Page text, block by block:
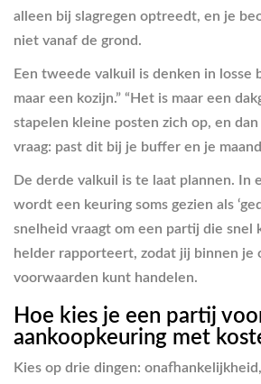
alleen bij slagregen optreedt, en je
niet vanaf de grond.
Een tweede valkuil is denken in losse
maar een kozijn.” “Het is maar een
stapelen kleine posten zich op, en
vraag: past dit bij je buffer en je
De derde valkuil is te laat plannen. In
wordt een keuring soms gezien als
snelheid vraagt om een partij die snel
helder rapporteert, zodat jij binnen je
voorwaarden kunt handelen.
Hoe kies je een partij
aankoopkeuring met
Kies op drie dingen: